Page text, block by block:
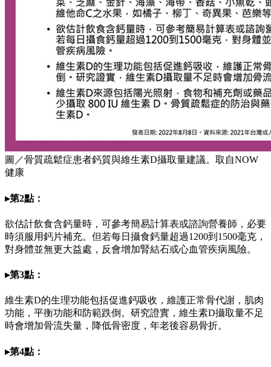
圖／骨質疏鬆症患者鈣質與維生素D攝取量建議。取自NOW
健康
▸第2點：
欲估計飲食含鈣量時，可參考簡易計算表或諮詢營養師，必要
時須服用鈣片補充。但若每日攝食鈣量超過1200到1500毫克，
對身體並無更大益處，反會增加腎結石或心血管疾病風險。
▸第3點：
維生素D的生理功能包括促進鈣吸收，維護正常骨代謝，肌肉
功能，平衡功能和防範跌倒。研究證實，維生素D攝取量不足
時會增加骨流失量，降低骨密度，年老後容易骨折。
▸第4點：